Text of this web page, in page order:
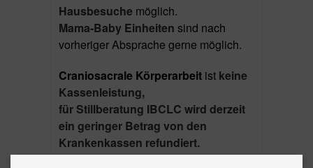
Hausbesuche möglich.
Mama-Baby Einheiten sind nach
vorheriger Absprache gerne möglich.
Craniosacrale Körperarbeit ist keine
Kassenleistung,
für Stillberatung IBCLC wird derzeit
ein geringer Betrag von den
Krankenkassen refundiert.
Sollten Sie über eine